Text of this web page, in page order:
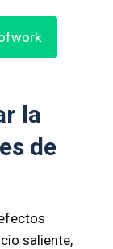
la
de
saliente,